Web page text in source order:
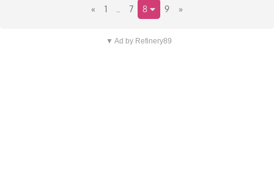
« 1 7 8 9 »
▼ Ad by Refinery89